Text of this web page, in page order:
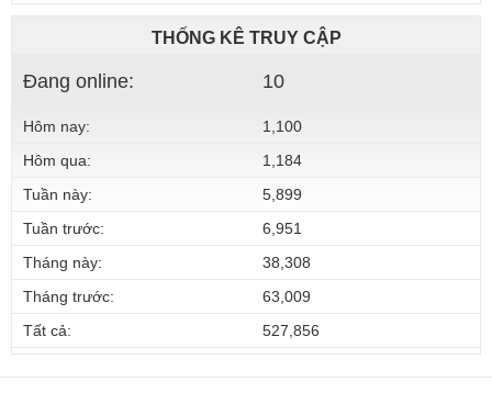
THỐNG KÊ TRUY CẬP
Đang online: 10
Hôm nay:
1,100
Hôm qua:
1,184
Tuần này:
5,899
Tuần trước:
6,951
Tháng này:
38,308
Tháng trước:
63,009
Tất cả:
527,856